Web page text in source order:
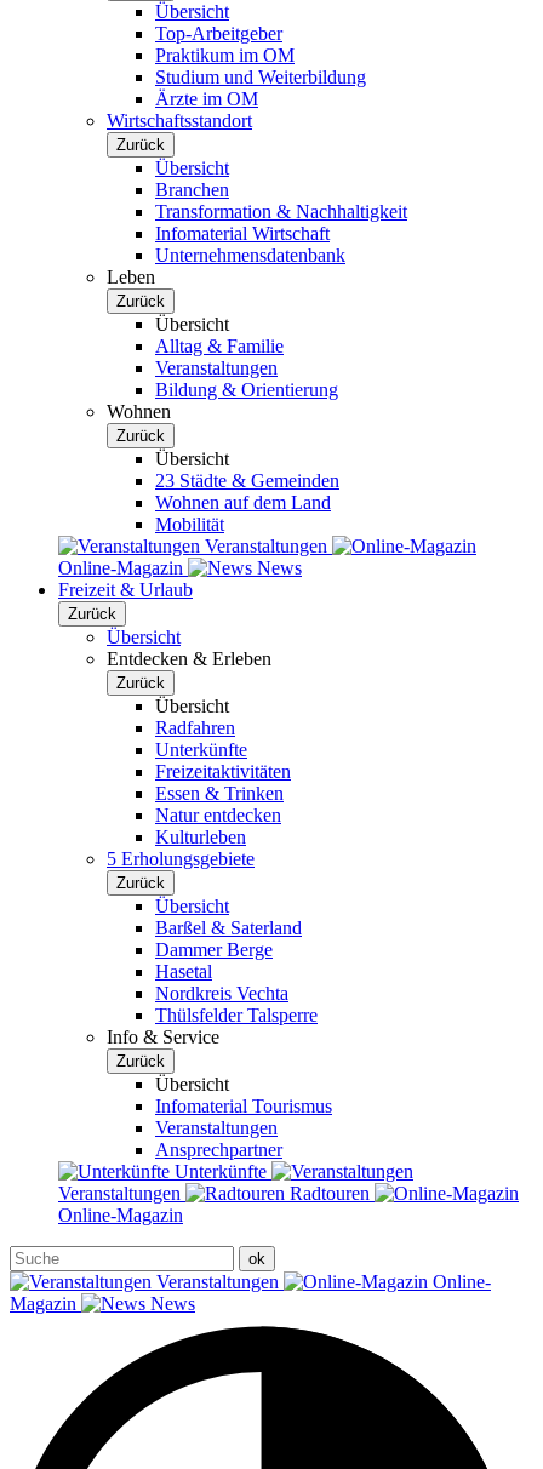
Übersicht
Top-Arbeitgeber
Praktikum im OM
Studium und Weiterbildung
Ärzte im OM
Wirtschaftsstandort
Zurück
Übersicht
Branchen
Transformation & Nachhaltigkeit
Infomaterial Wirtschaft
Unternehmensdatenbank
Leben
Zurück
Übersicht
Alltag & Familie
Veranstaltungen
Bildung & Orientierung
Wohnen
Zurück
Übersicht
23 Städte & Gemeinden
Wohnen auf dem Land
Mobilität
Veranstaltungen
Online-Magazin
News
Freizeit & Urlaub
Zurück
Übersicht
Entdecken & Erleben
Zurück
Übersicht
Radfahren
Unterkünfte
Freizeitaktivitäten
Essen & Trinken
Natur entdecken
Kulturleben
5 Erholungsgebiete
Zurück
Übersicht
Barßel & Saterland
Dammer Berge
Hasetal
Nordkreis Vechta
Thülsfelder Talsperre
Info & Service
Zurück
Übersicht
Infomaterial Tourismus
Veranstaltungen
Ansprechpartner
Unterkünfte
Veranstaltungen
Radtouren
Online-Magazin
Veranstaltungen
Online-
Magazin
News